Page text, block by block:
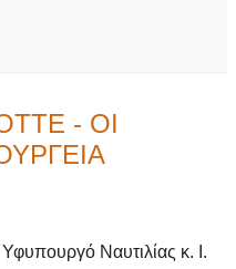
- ΟΙ
Υφυπουργό Ναυτιλίας κ. Ι.